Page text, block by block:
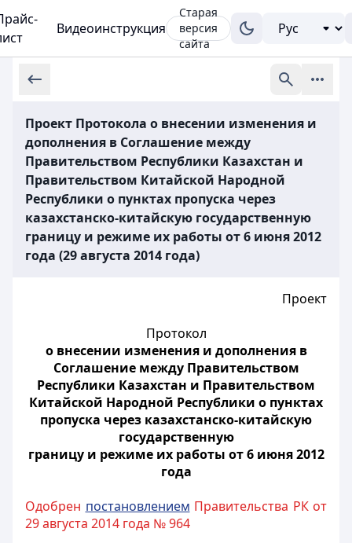
Видеоинструкция
Старая
версия
сайта
Проект Протокола о внесении изменения и
дополнения в Соглашение между
Правительством Республики Казахстан и
Правительством Китайской Народной
Республики о пунктах пропуска через
казахстанско-китайскую государственную
границу и режиме их работы от 6 июня 2012
года (29 августа 2014 года)
Проект
Протокол
о внесении изменения и дополнения в
Соглашение между Правительством
Республики Казахстан и Правительством
Китайской Народной Республики о пунктах
пропуска через казахстанско-китайскую
государственную
границу и режиме их работы от 6 июня 2012
года
Одобрен постановлением Правительства РК от
29 августа 2014 года № 964